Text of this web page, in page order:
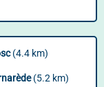
(4.4 km)
(5.2 km)